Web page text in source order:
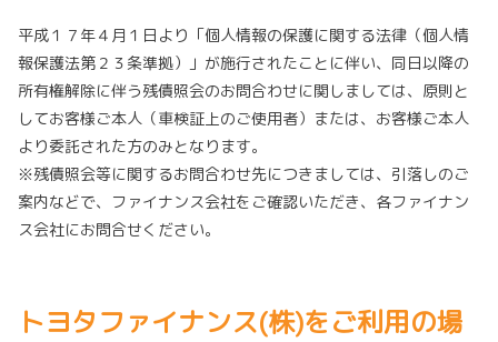
平成１７年４月１日より「個人情報の保護に関する法律（個人情
報保護法第２３条準拠）」が施行されたことに伴い、同日以降の
所有権解除に伴う残債照会のお問合わせに関しましては、原則と
してお客様ご本人（車検証上のご使用者）または、お客様ご本人
より委託された方のみとなります。
※残債照会等に関するお問合わせ先につきましては、引落しのご
案内などで、ファイナンス会社をご確認いただき、各ファイナン
ス会社にお問合せください。
トヨタファイナンス(株)をご利用の場